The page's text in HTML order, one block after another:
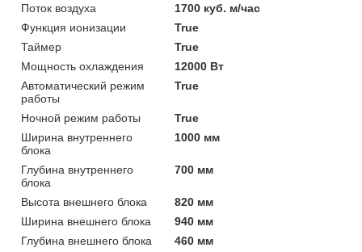
Поток воздуха
1700 куб. м/час
Функция ионизации
True
Таймер
True
Мощность охлаждения
12000 Вт
Автоматический режим
работы
True
Ночной режим работы
True
Ширина внутреннего
блока
1000 мм
Глубина внутреннего
блока
700 мм
Высота внешнего блока
820 мм
Ширина внешнего блока
940 мм
Глубина внешнего блока
460 мм